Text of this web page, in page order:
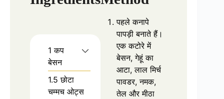
1 कप
बेसन
1.5 छोटा
चम्मच ओट्स
पहले कनापे
पापड़ी बनाते हैं।
एक कटोरे में
बेसन, गेहूं का
आटा, लाल मिर्च
पावडर, नमक,
तेल और मीठा